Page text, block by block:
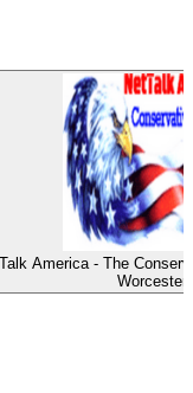
America - The
Worcester